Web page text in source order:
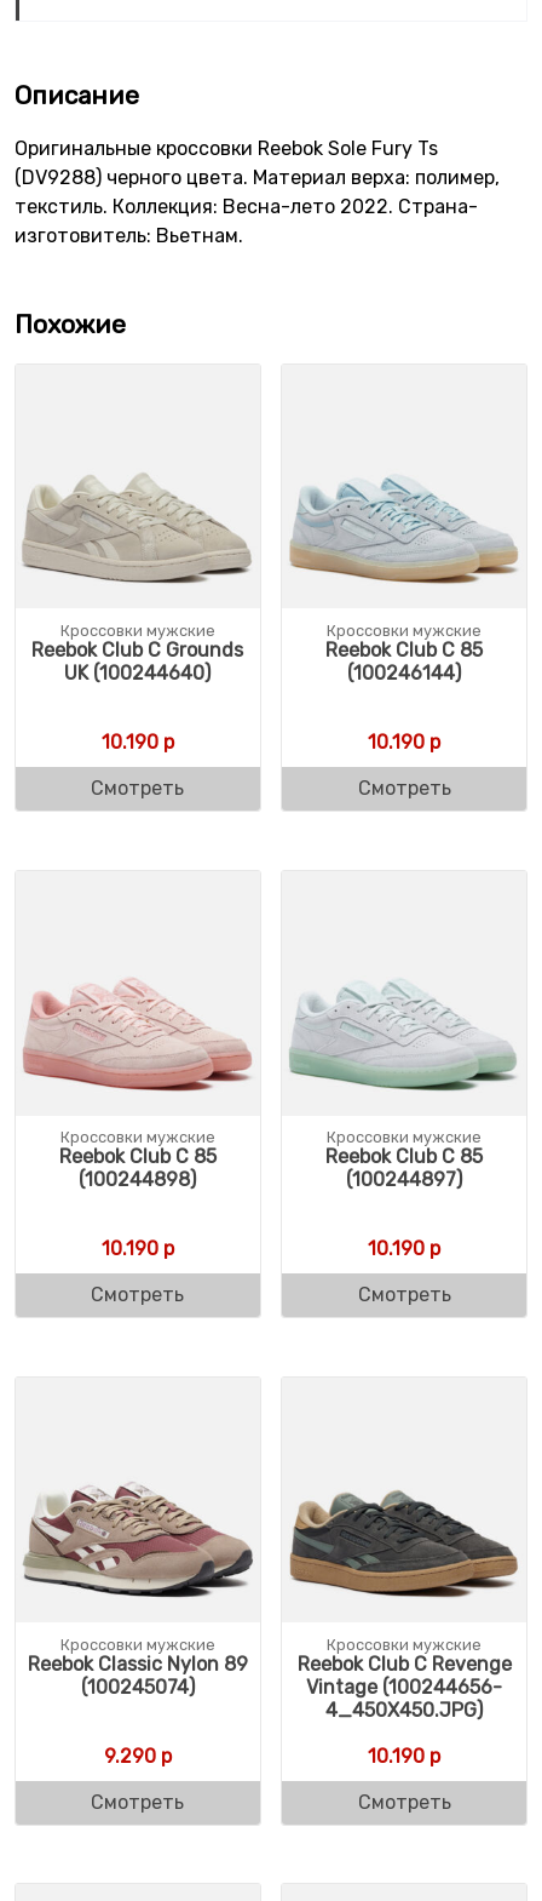
Описание
Оригинальные кроссовки Reebok Sole Fury Ts
(DV9288) черного цвета. Материал верха: полимер,
текстиль. Коллекция: Весна-лето 2022. Страна-
изготовитель: Вьетнам.
Похожие
Кроссовки мужские
Reebok Club C Grounds
UK (100244640)
10.190р
Смотреть
Кроссовки мужские
Reebok Club C 85
(100246144)
10.190 р
Смотреть
Кроссовки мужские
Reebok Club C 85
(100244898)
10.190р
Смотреть
Кроссовки мужские
Reebok Club C 85
(100244897)
10.190 р
Смотреть
Кроссовки мужские
Reebok Classic Nylon 89
(100245074)
9.290р
Смотреть
Кроссовки мужские
Reebok Club C Revenge
Vintage (100244656-
4_450X450.JPG)
10.190 р
Смотреть